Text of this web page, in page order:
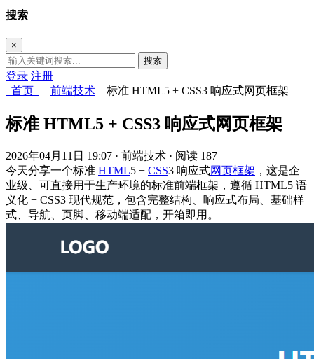
搜索
×
搜索
登录 注册
首页
前端技术 标准 HTML5 + CSS3 响应式网页框架
标准 HTML5 + CSS3 响应式网页框架
2026年04月11日 19:07 · 前端技术 · 阅读 187
今天分享一个标准 HTML5 + CSS3 响应式网页框架 ，这是企
业级、可直接用于生产环境的标准前端框架，遵循 HTML5 语
义化 + CSS3 现代规范，包含完整结构、响应式布局、基础样
式、导航、页脚、移动端适配，开箱即用。